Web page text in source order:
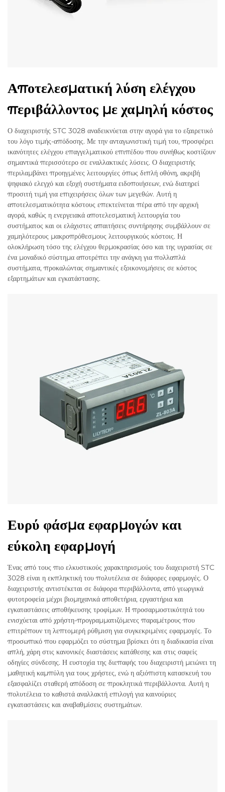
Αποτελεσματική λύση ελέγχου
περιβάλλοντος με χαμηλή κόστος
Ο διαχειριστής STC 3028 αναδεικνύεται στην αγορά για το εξαιρετικό
του λόγο τιμής-απόδοσης. Με την ανταγωνιστική τιμή του, προσφέρει
ικανότητες ελέγχου επαγγελματικού επιπέδου που συνήθως κοστίζουν
σημαντικά περισσότερο σε εναλλακτικές λύσεις. Ο διαχειριστής
περιλαμβάνει προηγμένες λειτουργίες όπως διπλή οθόνη, ακριβή
ψηφιακό ελεγχό και εξοχή συστήματα ειδοποιήσεων, ενώ διατηρεί
προσιτή τιμή για επιχειρήσεις όλων των μεγεθών. Αυτή η
αποτελεσματικότητα κόστους επεκτείνεται πέρα από την αρχική
αγορά, καθώς η ενεργειακά αποτελεσματική λειτουργία του
συστήματος και οι ελάχιστες απαιτήσεις συντήρησης συμβάλλουν σε
χαμηλότερους μακροπρόθεσμους λειτουργικούς κόστοις. Η
ολοκλήρωση τόσο της ελέγχου θερμοκρασίας όσο και της υγρασίας σε
ένα μοναδικό σύστημα αποτρέπει την ανάγκη για πολλαπλά
συστήματα, προκαλώντας σημαντικές εξοικονομήσεις σε κόστος
εξαρτημάτων και εγκατάστασης.
Ευρύ φάσμα εφαρμογών και
εύκολη εφαρμογή
Ένας από τους πιο ελκυστικούς χαρακτηρισμούς του διαχειριστή STC
3028 είναι η εκπληκτική του πολυτέλεια σε διάφορες εφαρμογές. Ο
διαχειριστής αντιστέκεται σε διάφορα περιβάλλοντα, από γεωργικά
φυτοτροφεία μέχρι βιομηχανικά αποθετήρια, εργαστήρια και
εγκαταστάσεις αποθήκευσης τροφίμων. Η προσαρμοστικότητά του
ενισχύεται από χρήστη-προγραμματιζόμενες παραμέτρους που
επιτρέπουν τη λεπτομερή ρύθμιση για συγκεκριμένες εφαρμογές. Το
προσωπικό που εφαρμόζει το σύστημα βρίσκει ότι η διαδικασία είναι
απλή, χάρη στις κανονικές διαστάσεις κατάθεσης και στις σαφείς
οδηγίες σύνδεσης. Η ευστοχία της διεπαφής του διαχειριστή μειώνει τη
μαθητική καμπύλη για τους χρήστες, ενώ η αξιόπιστη κατασκευή του
εξασφαλίζει σταθερή απόδοση σε προκλητικά περιβάλλοντα. Αυτή η
πολυτέλεια το καθιστά αναλλακτή επιλογή για καινούριες
εγκαταστάσεις και αναβαθμίσεις συστημάτων.